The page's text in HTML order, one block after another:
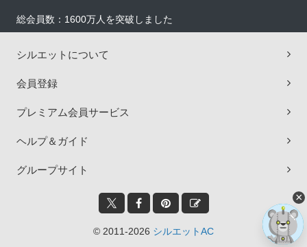
総会員数：1600万人を突破しました
シルエットについて
会員登録
プレミアム会員サービス
ヘルプ＆ガイド
グループサイト
© 2011-2026 シルエットAC
×